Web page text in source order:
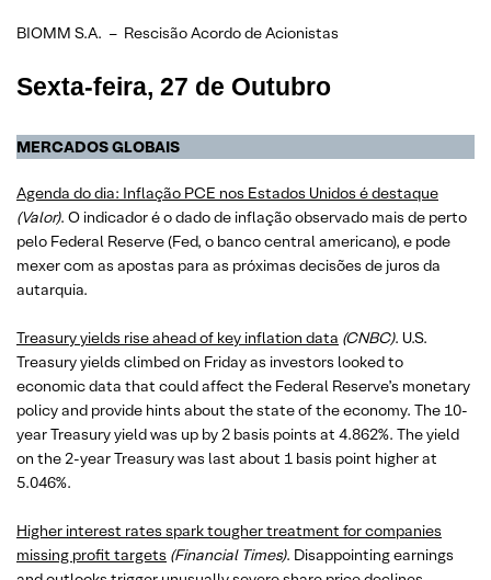
BIOMM S.A. – Rescisão Acordo de Acionistas
Sexta-feira, 27 de Outubro
MERCADOS GLOBAIS
Agenda do dia: Inflação PCE nos Estados Unidos é destaque
(Valor). O indicador é o dado de inflação observado mais de perto
pelo Federal Reserve (Fed, o banco central americano), e pode
mexer com as apostas para as próximas decisões de juros da
autarquia.
Treasury yields rise ahead of key inflation data (CNBC). U.S.
Treasury yields climbed on Friday as investors looked to
economic data that could affect the Federal Reserve’s monetary
policy and provide hints about the state of the economy. The 10-
year Treasury yield was up by 2 basis points at 4.862%. The yield
on the 2-year Treasury was last about 1 basis point higher at
5.046%.
Higher interest rates spark tougher treatment for companies
missing profit targets (Financial Times). Disappointing earnings